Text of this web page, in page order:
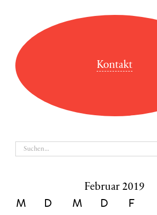
Kontakt
Suche
Februar 2019
M D M D F